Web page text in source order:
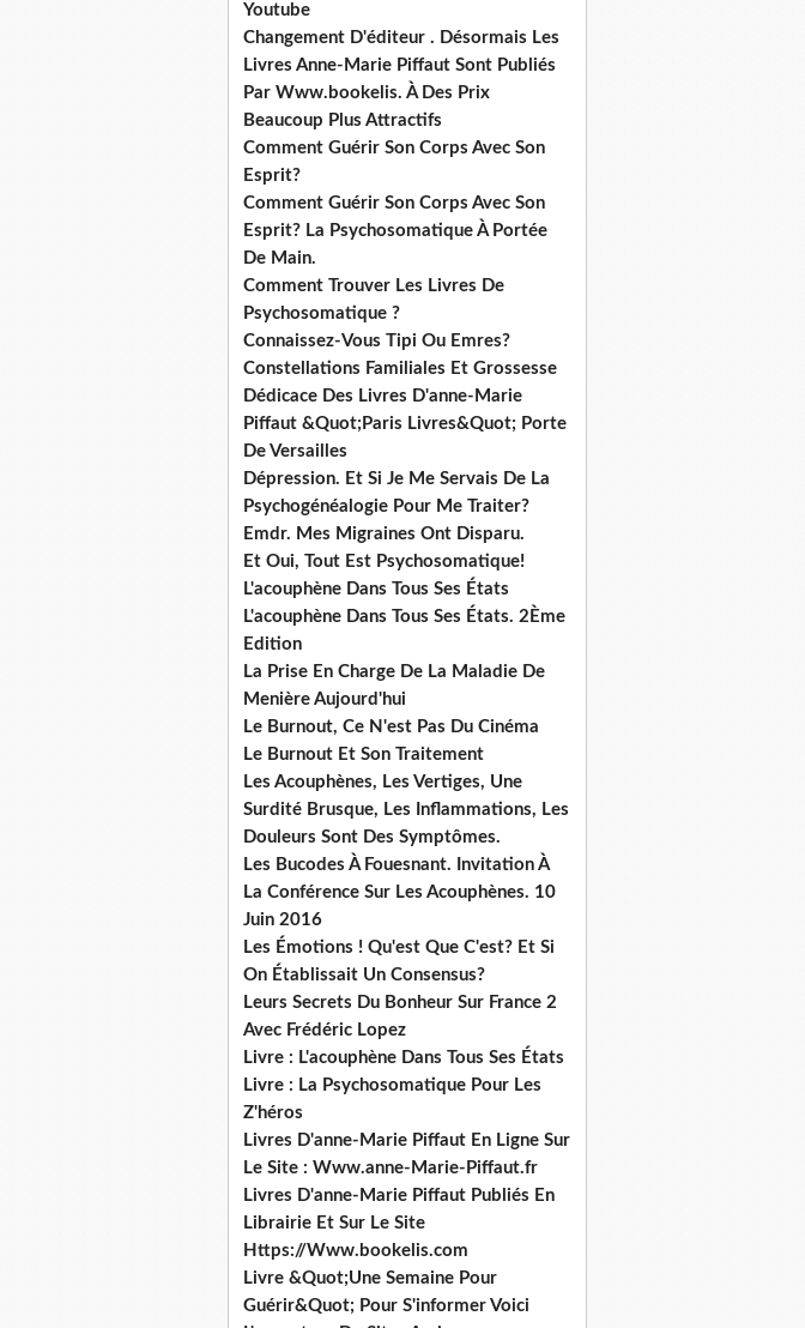
Youtube
Changement D'éditeur . Désormais Les
Livres Anne-Marie Piffaut Sont Publiés
Par Www.bookelis. À Des Prix
Beaucoup Plus Attractifs
Comment Guérir Son Corps Avec Son
Esprit?
Comment Guérir Son Corps Avec Son
Esprit? La Psychosomatique À Portée
De Main.
Comment Trouver Les Livres De
Psychosomatique ?
Connaissez-Vous Tipi Ou Emres?
Constellations Familiales Et Grossesse
Dédicace Des Livres D'anne-Marie
Piffaut &Quot;Paris Livres&Quot; Porte
De Versailles
Dépression. Et Si Je Me Servais De La
Psychogénéalogie Pour Me Traiter?
Emdr. Mes Migraines Ont Disparu.
Et Oui, Tout Est Psychosomatique!
L'acouphène Dans Tous Ses États
L'acouphène Dans Tous Ses États. 2Ème
Edition
La Prise En Charge De La Maladie De
Menière Aujourd'hui
Le Burnout, Ce N'est Pas Du Cinéma
Le Burnout Et Son Traitement
Les Acouphènes, Les Vertiges, Une
Surdité Brusque, Les Inflammations, Les
Douleurs Sont Des Symptômes.
Les Bucodes À Fouesnant. Invitation À
La Conférence Sur Les Acouphènes. 10
Juin 2016
Les Émotions ! Qu'est Que C'est? Et Si
On Établissait Un Consensus?
Leurs Secrets Du Bonheur Sur France 2
Avec Frédéric Lopez
Livre : L'acouphène Dans Tous Ses États
Livre : La Psychosomatique Pour Les
Z'héros
Livres D'anne-Marie Piffaut En Ligne Sur
Le Site : Www.anne-Marie-Piffaut.fr
Livres D'anne-Marie Piffaut Publiés En
Librairie Et Sur Le Site
Https://Www.bookelis.com
Livre &Quot;Une Semaine Pour
Guérir&Quot; Pour S'informer Voici